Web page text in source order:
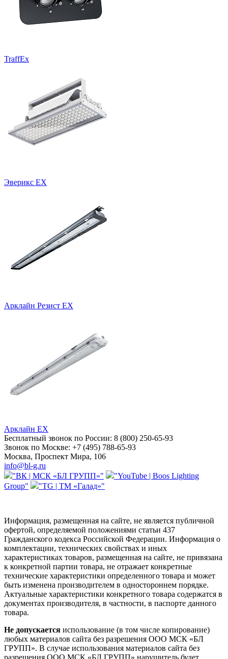
TraffEx
Эверикс EX
Арклайн Резист EX
Арклайн EX
Бесплатный звонок по России: 8 (800) 250-65-93
Звонок по Москве: +7 (495) 788-65-93
Москва, Проспект Мира, 106
info@bl-g.ru
"ВК | МСК «БЛ ГРУПП»"
"YouTube | Boos Lighting
Group"
"TG | ТМ «Галад»"
Информация, размещенная на сайте, не является публичной
офертой, определяемой положениями статьи 437
Гражданского кодекса Российской Федерации. Информация о
комплектации, технических свойствах и иных
характеристиках товаров, размещенная на сайте, не привязана
к конкретной партии товара, не отражает конкретные
технические характеристики определенного товара и может
быть изменена производителем в одностороннем порядке.
Актуальные характеристики конкретного товара содержатся в
документах производителя, в частности, в паспорте данного
товара.
Не допускается использование (в том числе копирование)
любых материалов сайта без разрешения ООО МСК «БЛ
ГРУПП». В случае использования материалов сайта без
разрешения ООО МСК «БЛ ГРУПП» нарушитель будет